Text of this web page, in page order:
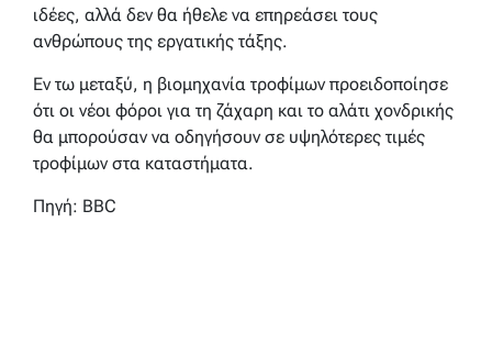
ιδέες, αλλά δεν θα ήθελε να επηρεάσει τους
ανθρώπους της εργατικής τάξης.
Εν τω μεταξύ, η βιομηχανία τροφίμων προειδοποίησε
ότι οι νέοι φόροι για τη ζάχαρη και το αλάτι χονδρικής
θα μπορούσαν να οδηγήσουν σε υψηλότερες τιμές
τροφίμων στα καταστήματα.
Πηγή: BBC